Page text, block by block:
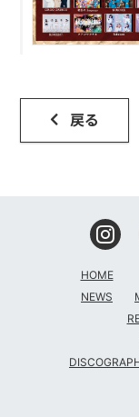
戻る
HOME
NEWS